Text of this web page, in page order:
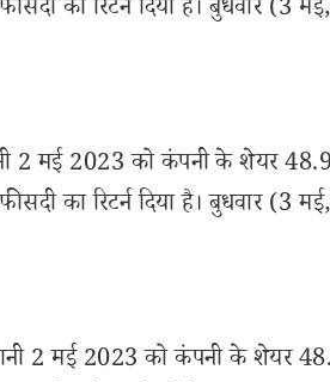
का रिटर्न दिया है। बुधवार (3 मई,
2 मई 2023 को कंपनी के शेयर
का रिटर्न दिया है। बुधवार (3 मई,
2 मई 2023 को कंपनी के शेयर